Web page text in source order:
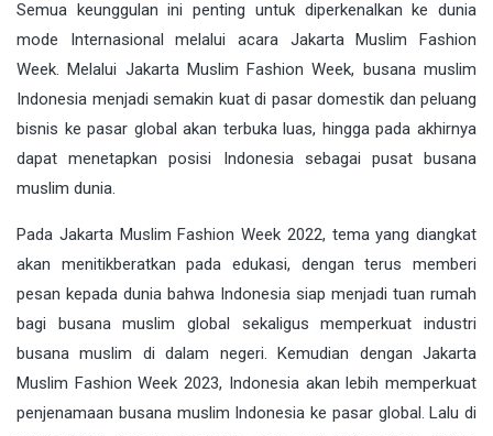
Semua keunggulan ini penting untuk diperkenalkan ke dunia
mode Internasional melalui acara Jakarta Muslim Fashion
Week. Melalui Jakarta Muslim Fashion Week, busana muslim
Indonesia menjadi semakin kuat di pasar domestik dan peluang
bisnis ke pasar global akan terbuka luas, hingga pada akhirnya
dapat menetapkan posisi Indonesia sebagai pusat busana
muslim dunia.
Pada Jakarta Muslim Fashion Week 2022, tema yang diangkat
akan menitikberatkan pada edukasi, dengan terus memberi
pesan kepada dunia bahwa Indonesia siap menjadi tuan rumah
bagi busana muslim global sekaligus memperkuat industri
busana muslim di dalam negeri. Kemudian dengan Jakarta
Muslim Fashion Week 2023, Indonesia akan lebih memperkuat
penjenamaan busana muslim Indonesia ke pasar global. Lalu di